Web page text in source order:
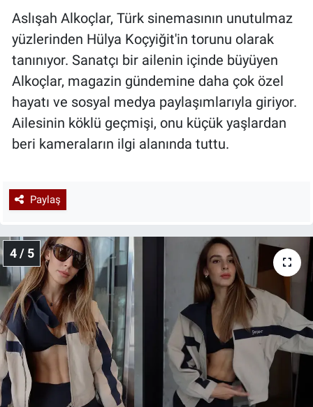
Aslışah Alkoçlar, Türk sinemasının unutulmaz
yüzlerinden Hülya Koçyiğit'in torunu olarak
tanınıyor. Sanatçı bir ailenin içinde büyüyen
Alkoçlar, magazin gündemine daha çok özel
hayatı ve sosyal medya paylaşımlarıyla giriyor.
Ailesinin köklü geçmişi, onu küçük yaşlardan
beri kameraların ilgi alanında tuttu.
Paylaş
4 / 5